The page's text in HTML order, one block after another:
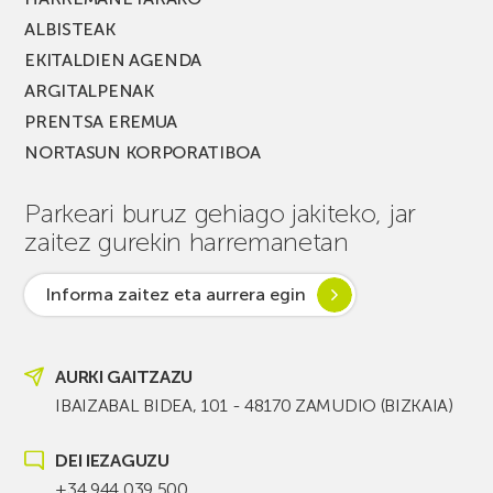
ALBISTEAK
EKITALDIEN AGENDA
ARGITALPENAK
PRENTSA EREMUA
NORTASUN KORPORATIBOA
Parkeari buruz gehiago jakiteko, jar
zaitez gurekin harremanetan
Informa zaitez eta aurrera egin
AURKI GAITZAZU
IBAIZABAL BIDEA, 101 - 48170 ZAMUDIO (BIZKAIA)
DEI IEZAGUZU